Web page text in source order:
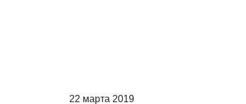
22 марта 2019